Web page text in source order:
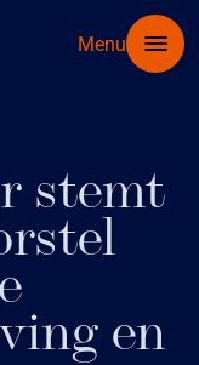
Menu
stemt
en